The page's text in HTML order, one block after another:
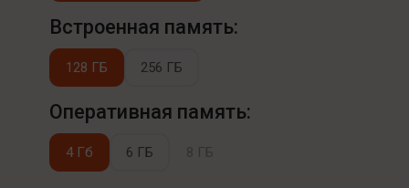
Встроенная память:
128 ГБ 256 ГБ
Оперативная память:
4 Гб 6 ГБ